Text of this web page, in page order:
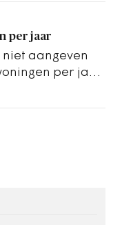
per jaar
niet aangeven
per jaar